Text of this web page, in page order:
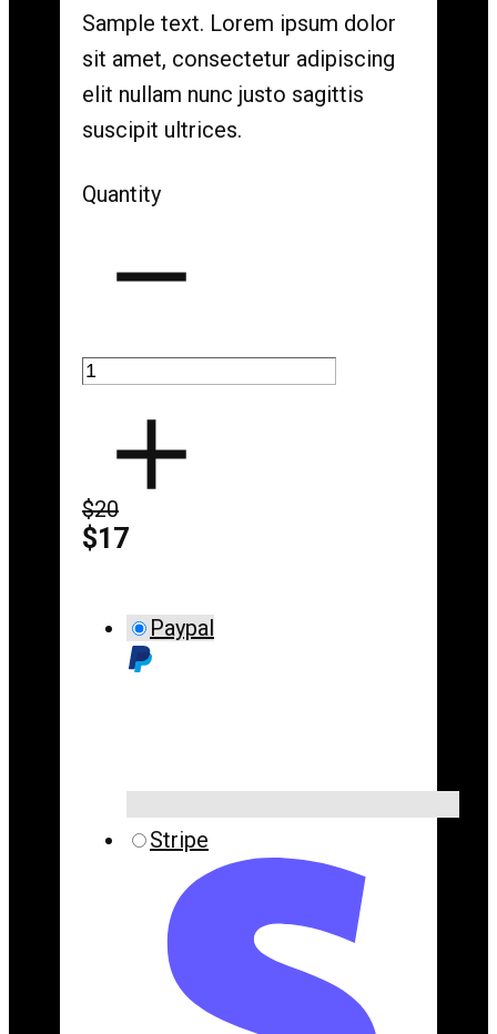
Sample text. Lorem ipsum dolor
sit amet, consectetur adipiscing
elit nullam nunc justo sagittis
suscipit ultrices.
Quantity
$20
$17
Paypal
Stripe